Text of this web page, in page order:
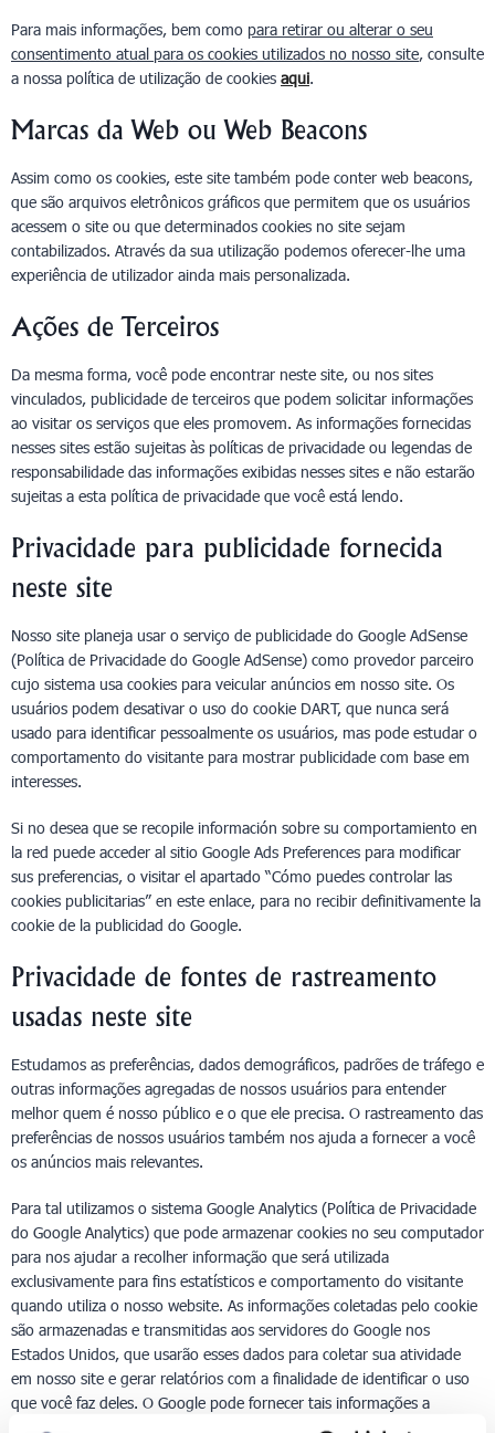
Para mais informações, bem como para retirar ou alterar o seu
consentimento atual para os cookies utilizados no nosso site, consulte
a nossa política de utilização de cookies aqui.
Marcas da Web ou Web Beacons
Assim como os cookies, este site também pode conter web beacons,
que são arquivos eletrônicos gráficos que permitem que os usuários
acessem o site ou que determinados cookies no site sejam
contabilizados. Através da sua utilização podemos oferecer-lhe uma
experiência de utilizador ainda mais personalizada.
Ações de Terceiros
Da mesma forma, você pode encontrar neste site, ou nos sites
vinculados, publicidade de terceiros que podem solicitar informações
ao visitar os serviços que eles promovem. As informações fornecidas
nesses sites estão sujeitas às políticas de privacidade ou legendas de
responsabilidade das informações exibidas nesses sites e não estarão
sujeitas a esta política de privacidade que você está lendo.
Privacidade para publicidade fornecida
neste site
Nosso site planeja usar o serviço de publicidade do Google AdSense
(Política de Privacidade do Google AdSense) como provedor parceiro
cujo sistema usa cookies para veicular anúncios em nosso site. Os
usuários podem desativar o uso do cookie DART, que nunca será
usado para identificar pessoalmente os usuários, mas pode estudar o
comportamento do visitante para mostrar publicidade com base em
interesses.
Si no desea que se recopile información sobre su comportamiento en
la red puede acceder al sitio Google Ads Preferences para modificar
sus preferencias, o visitar el apartado “Cómo puedes controlar las
cookies publicitarias” en este enlace, para no recibir definitivamente la
cookie de la publicidad do Google.
Privacidade de fontes de rastreamento
usadas neste site
Estudamos as preferências, dados demográficos, padrões de tráfego e
outras informações agregadas de nossos usuários para entender
melhor quem é nosso público e o que ele precisa. O rastreamento das
preferências de nossos usuários também nos ajuda a fornecer a você
os anúncios mais relevantes.
Para tal utilizamos o sistema Google Analytics (Política de Privacidade
do Google Analytics) que pode armazenar cookies no seu computador
para nos ajudar a recolher informação que será utilizada
exclusivamente para fins estatísticos e comportamento do visitante
quando utiliza o nosso website. As informações coletadas pelo cookie
são armazenadas e transmitidas aos servidores do Google nos
Estados Unidos, que usarão esses dados para coletar sua atividade
em nosso site e gerar relatórios com a finalidade de identificar o uso
que você faz deles. O Google pode fornecer tais informações a
terceiros quando exigido pela legislação vigente. Conforme indicado